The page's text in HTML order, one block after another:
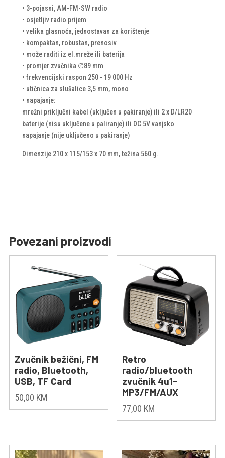
• 3-pojasni, AM-FM-SW radio
• osjetljiv radio prijem
• velika glasnoća, jednostavan za korištenje
• kompaktan, robustan, prenosiv
• može raditi iz el.mreže ili baterija
• promjer zvučnika ∅89 mm
• frekvencijski raspon 250 - 19 000 Hz
• utičnica za slušalice 3,5 mm, mono
• napajanje:
mrežni priključni kabel (uključen u pakiranje) ili 2 x D/LR20
baterije (nisu uključene u paliranje) ili DC 5V vanjsko
napajanje (nije uključeno u pakiranje)
Dimenzije 210 x 115/153 x 70 mm, težina 560 g.
Povezani proizvodi
Zvučnik bežični, FM
radio, Bluetooth,
USB, TF Card
50,00 KM
Retro
radio/bluetooth
zvučnik 4u1-
MP3/FM/AUX
77,00 KM